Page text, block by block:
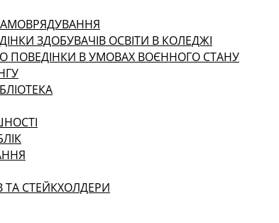
ЗДОБУВАЧІВ ОСВІТИ В КОЛЕДЖІ
ПОВЕДІНКИ В УМОВАХ ВОЄННОГО СТАНУ
ТА СТЕЙКХОЛДЕРИ